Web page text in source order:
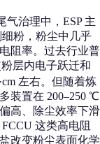
气治理中，ESP 主
粉，粉尘中几乎
阻率。过去行业普
层内电子跃迁和
左右。但随着炼
装置在 200–250 ℃
高、除尘效率下滑
这类高电阻
改变粉尘表面化学